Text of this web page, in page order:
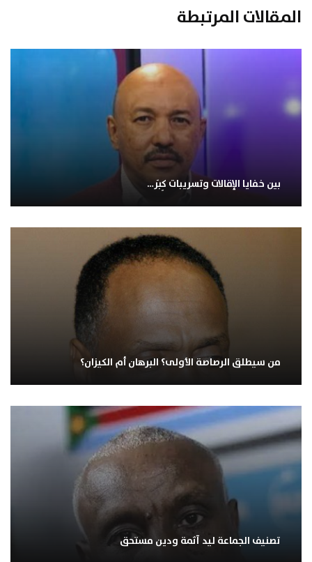
المقالات المرتبطة
بين خفايا الإقالات وتسريبات كِبَر…
من سيطلق الرصاصة الأولى؟ البرهان أم الكيزان؟
تصنيف الجماعة ليد آثمة ودين مستحق